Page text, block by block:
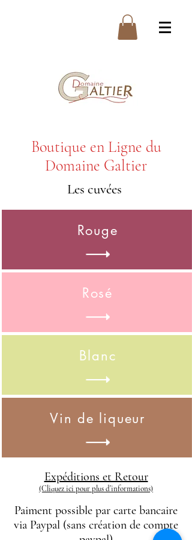
Boutique en Ligne du
Domaine Galtier
Les cuvées
Rouge
Rosé
Blanc
Vin de liqueur
Expéditions et Retour
(Cliquez ici pour plus d'informations)
Paiment possible par carte bancaire
via Paypal (sans création de compte